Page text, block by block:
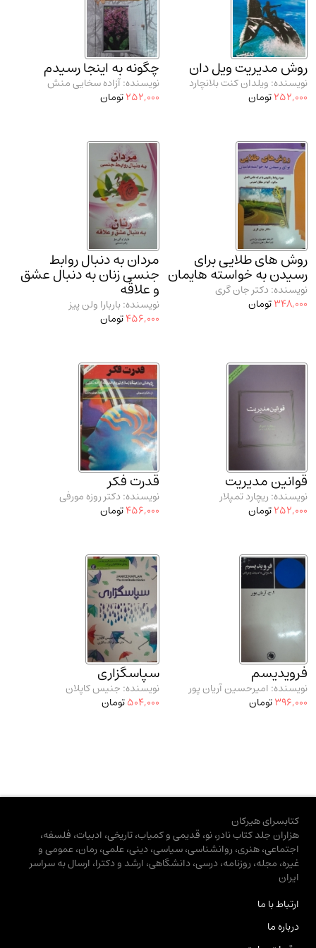
مدرسان شریف و انتشارت ارشد کتاب‌های.. (2)
دانشگاه پیامـ نور
روش مدیریت ویل دان
نویسنده: ویلدان کنت بلانچارد
252,000تومان
چگونه به اینجا رسیدم
نویسنده: آزاده سخایی منش
252,000تومان
روش های طلایی برای
رسیدن به خواسته هایمان
نویسنده: دکتر جان گری
348,000تومان
مردان به دنبال روابط
جنسی زنان به دنبال عشق
و علاقه
نویسنده: باربارا ولن پیز
456,000تومان
قوانین مدیریت
نویسنده: ریچارد تمپلار
252,000تومان
قدرت فکر
نویسنده: دکتر روزه مورفی
456,000تومان
فرویدیسم
نویسنده: امیرحسین آریان پور
396,000تومان
سپاسگزاری
نویسنده: جنیس کاپلان
504,000تومان
کتابسرای هیرکان
هزاران جلد کتاب نادر، نو، قدیمی و کمیاب، تاریخی، ادبیات، فلسفه،
اجتماعی، هنری، روانشناسی، سیاسی، دینی، علمی، رمان، عمومی و
غیره، مجله، روزنامه، درسی، دانشگاهی، ارشد و دکترا، ارسال به سراسر
ایران
ارتباط با ما
درباره ما